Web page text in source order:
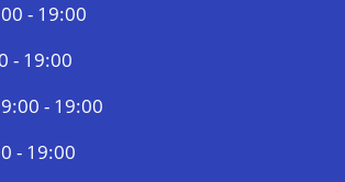
- 19:00
- 19:00
- 19:00
- 19:00